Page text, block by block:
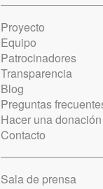
Proyecto
Equipo
Patrocinadores
Transparencia
Blog
Preguntas
Hacer una donación
Contacto
Sala de prensa